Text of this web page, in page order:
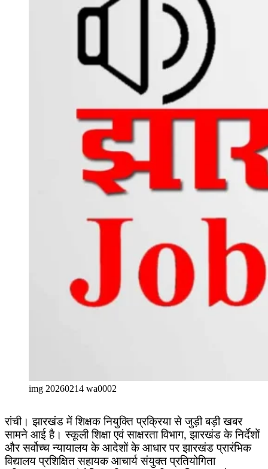
img 20260214 wa0002
रांची। झारखंड में शिक्षक नियुक्ति प्रक्रिया से जुड़ी बड़ी खबर
सामने आई है। स्कूली शिक्षा एवं साक्षरता विभाग, झारखंड के निर्देशों
और सर्वोच्च न्यायालय के आदेशों के आधार पर झारखंड प्रारंभिक
विद्यालय प्रशिक्षित सहायक आचार्य संयुक्त प्रतियोगिता